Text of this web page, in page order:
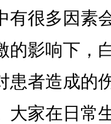
有很多因素
的影响下，
者造成的
大家在日常